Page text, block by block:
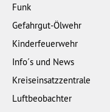
Funk
Gefahrgut-Ölwehr
Kinderfeuerwehr
Info´s und News
Kreiseinsatzzentrale
Luftbeobachter